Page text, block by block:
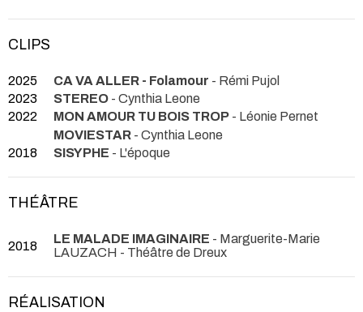
CLIPS
2025 CA VA ALLER - Folamour - Rémi Pujol
2023
STEREO - Cynthia Leone
2022
MON AMOUR TU BOIS TROP - Léonie Pernet
MOVIESTAR - Cynthia Leone
2018
SISYPHE - L'époque
THÉÂTRE
2018 LE MALADE IMAGINAIRE - Marguerite-Marie
LAUZACH - Théâtre de Dreux
RÉALISATION